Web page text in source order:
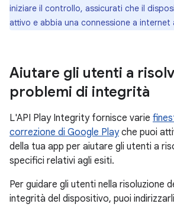
iniziare il controllo, assicurati che il
attivo e abbia una connessione a internet
Aiutare gli utenti a
problemi di integrità
L'API Play Integrity fornisce varie
correzione di Google Playche puoi
della tua app per aiutare gli utenti a
specifici relativi agli esiti.
Per guidare gli utenti nella risoluzione
integrità del dispositivo, puoi